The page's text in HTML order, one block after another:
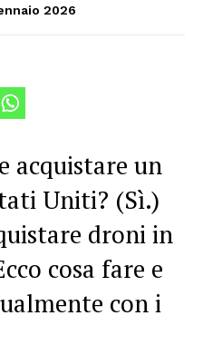
2026
acquistare un
Uniti? (Sì.)
droni in
cosa fare e
con i